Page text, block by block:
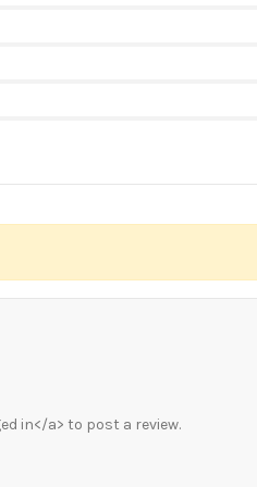
in</a> to post a review.